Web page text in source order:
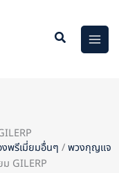
งพรีเมี่ยมอื่นๆ /พวงกุญแจ
GILERP